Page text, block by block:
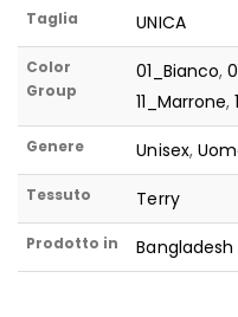
Taglia UNICA
Color
Group
01_Bianco,
11_Marrone,
Genere Unisex,
Tessuto Terry
Prodotto in Bangladesh